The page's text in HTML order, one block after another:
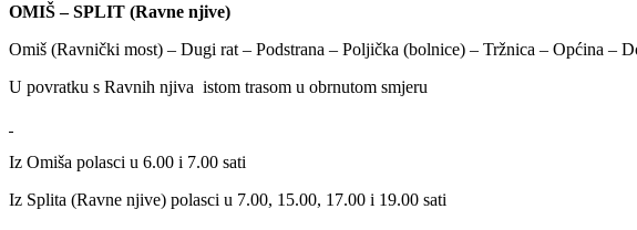
OMIŠ – SPLIT (Ravne njive)
Omiš (Ravnički most) – Dugi rat – Podstrana – Poljička (bolnice) – Tržnica – Općina –
U povratku s Ravnih njiva istom trasom u obrnutom smjeru
Iz Omiša polasci u 6.00 i 7.00 sati
Iz Splita (Ravne njive) polasci u 7.00, 15.00, 17.00 i 19.00 sati